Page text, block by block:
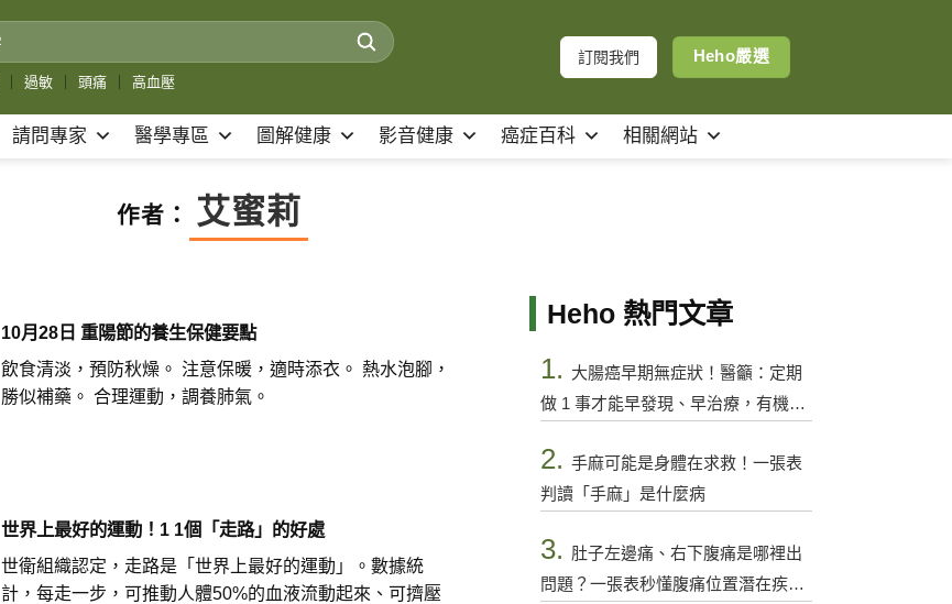
過敏 頭痛 高血壓
訂閱我們 Heho嚴選
請問專家 醫學專區 圖解健康 影音健康 癌症百科 相關網站
作者： 艾蜜莉
10月28日 重陽節的養生保健要點
飲食清淡，預防秋燥。 注意保暖，適時添衣。 熱水泡腳，
勝似補藥。 合理運動，調養肺氣。
世界上最好的運動！1 1個「走路」的好處
世衛組織認定，走路是「世界上最好的運動」。數據統
計，每走一步，可推動人體50%的血液流動起來、可擠壓
Heho 熱門文章
1. 大腸癌早期無症狀！醫籲：定期
做 1 事才能早發現、早治療，有機會
2. 手麻可能是身體在求救！一張表
判讀「手麻」是什麼病
3. 肚子左邊痛、右下腹痛是哪裡出
問題？一張表秒懂腹痛位置潛在疾病